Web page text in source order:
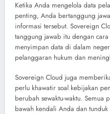
Ketika Anda mengelola data
penting, Anda bertanggung
informasi tersebut. Sovereign
tanggung jawab itu dengan
menyimpan data di dalam
pelanggaran hukum dan
Sovereign Cloud juga
perlu khawatir soal kebijakan
berubah sewaktu-waktu.
bawah kendali Anda dan